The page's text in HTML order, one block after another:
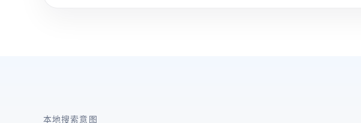
本地搜索意图